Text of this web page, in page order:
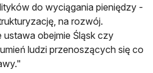
do wyciągania pieniędzy -
na rozwój.
obejmie Śląsk czy
ludzi przenoszących się co